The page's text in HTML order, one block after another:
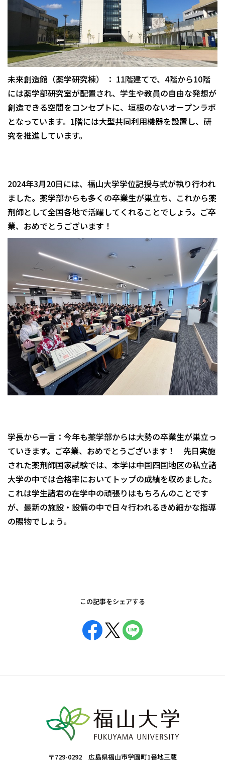
未来創造館（薬学研究棟） ： 11階建てで、4階から10階
には薬学部研究室が配置され、学生や教員の自由な発想が
創造できる空間をコンセプトに、垣根のないオープンラボ
となっています。1階には大型共同利用機器を設置し、研
究を推進しています。
2024年3月20日には、福山大学学位記授与式が執り行われ
ました。薬学部からも多くの卒業生が巣立ち、これから薬
剤師として全国各地で活躍してくれることでしょう。ご卒
業、おめでとうございます！
学長から一言：今年も薬学部からは大勢の卒業生が巣立っ
ていきます。ご卒業、おめでとうございます！ 先日実施
された薬剤師国家試験では、本学は中国四国地区の私立諸
大学の中では合格率においてトップの成績を収めました。
これは学生諸君の在学中の頑張りはもちろんのことです
が、最新の施設・設備の中で日々行われるきめ細かな指導
の賜物でしょう。
この記事をシェアする
〒729-0292 広島県福山市学園町1番地三蔵